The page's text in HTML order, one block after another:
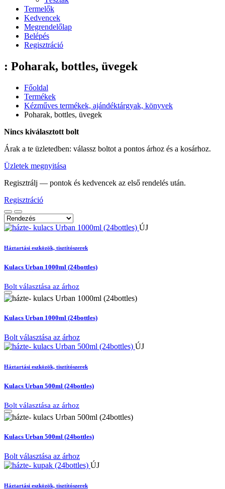
Termelők
Kedvencek
Megrendelőlap
Belépés
Regisztráció
: Poharak, bottles, üvegek
Főoldal
Termékek
Kézműves termékek, ajándéktárgyak, könyvek
Poharak, bottles, üvegek
Nincs kiválasztott bolt
Árak a te üzletedben: válassz boltot a pontos árhoz és a kosárhoz.
Üzletek megnyitása
Regisztrálj — pontok és kedvencek az első rendelés után.
Regisztráció
ÚJ
Háztartási eszközök, tisztítószerek
Kulacs Urban 1000ml (24bottles)
Bolt választása az árhoz
Kulacs Urban 1000ml (24bottles)
Bolt választása az árhoz
ÚJ
Háztartási eszközök, tisztítószerek
Kulacs Urban 500ml (24bottles)
Bolt választása az árhoz
Kulacs Urban 500ml (24bottles)
Bolt választása az árhoz
ÚJ
Háztartási eszközök, tisztítószerek